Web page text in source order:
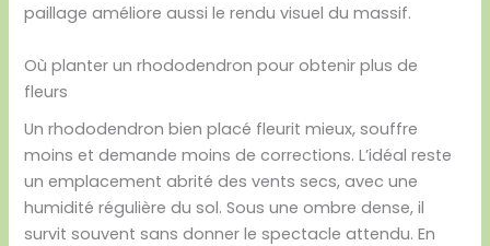
paillage améliore aussi le rendu visuel du massif.
Où planter un rhododendron pour obtenir plus de
fleurs
Un rhododendron bien placé fleurit mieux, souffre
moins et demande moins de corrections. L’idéal reste
un emplacement abrité des vents secs, avec une
humidité régulière du sol. Sous une ombre dense, il
survit souvent sans donner le spectacle attendu. En